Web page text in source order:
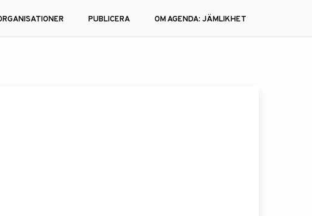
PUBLICERA OM AGENDA: JÄMLIKHET